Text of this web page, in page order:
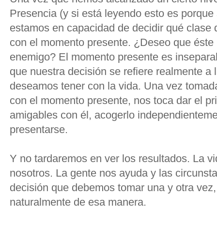
Presencia (y si está leyendo esto es
estamos en capacidad de decidir qué clase
con el momento presente. ¿Deseo que
enemigo? El momento presente es
que nuestra decisión se refiere realmente a
deseamos tener con la vida. Una vez
con el momento presente, nos toca dar el
amigables con él, acogerlo
presentarse.
Y no tardaremos en ver los resultados. La
nosotros. La gente nos ayuda y las
decisión que debemos tomar una y otra
naturalmente de esa manera.